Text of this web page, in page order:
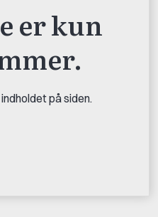
er kun
på siden.